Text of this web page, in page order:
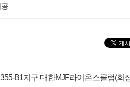
B1지구 대한MJF라이온스클럽(회